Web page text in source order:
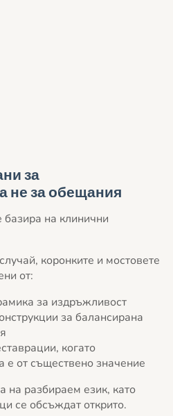
за
не за обещания
на клинични
коронките и мостовете
от:
за издръжливост
за балансирана
когато
е от съществено значение
на разбираем език, като
се обсъждат открито.